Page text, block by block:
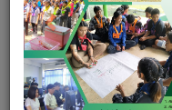
Previous